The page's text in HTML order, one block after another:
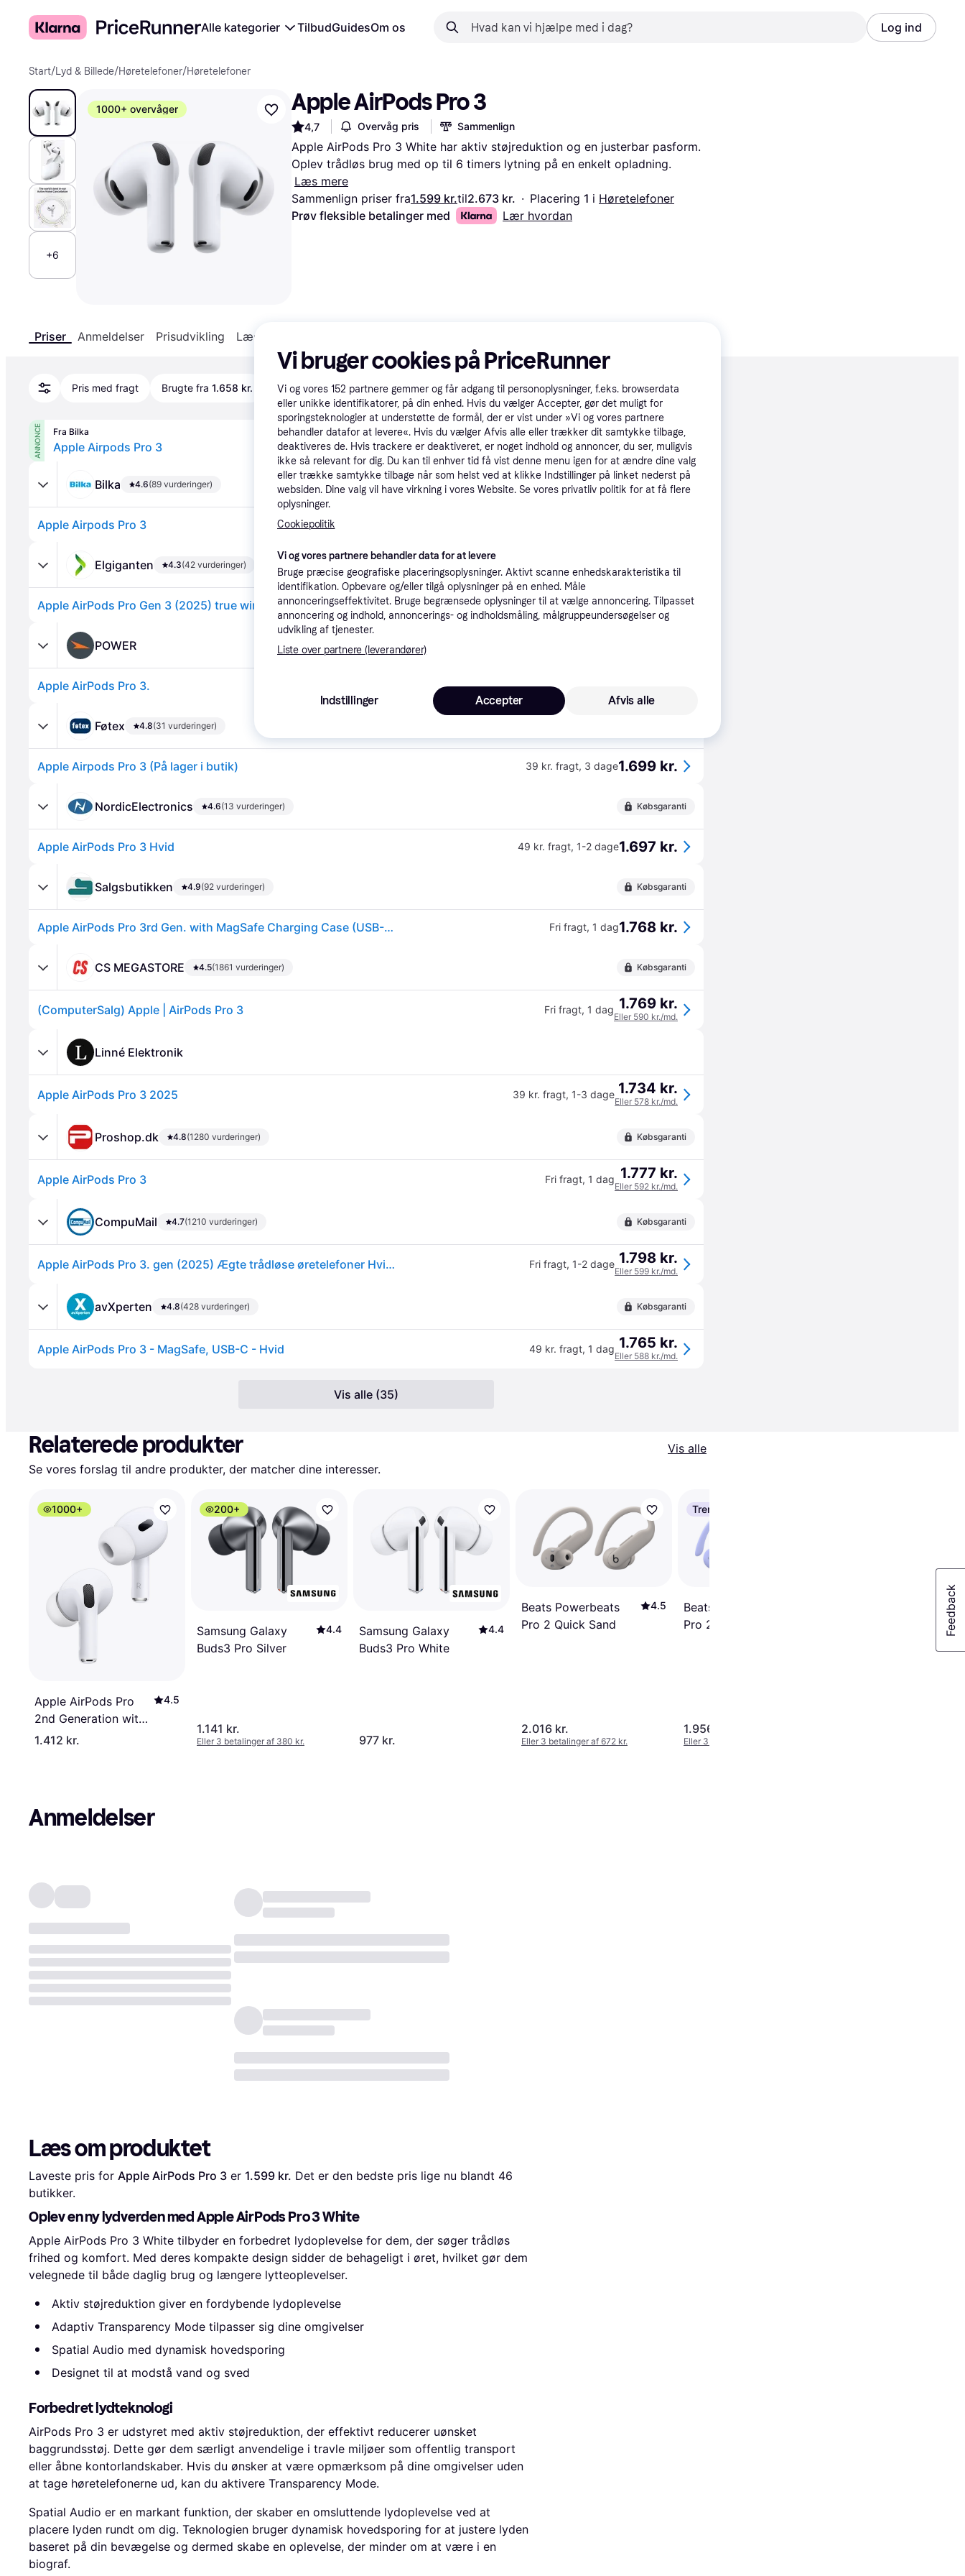
Alle kategorier TilbudGuidesOm os Log ind
Start/Lyd & Billede/Høretelefoner/Høretelefoner
1000+ overvåger
+6
Apple AirPods Pro 3
4,7 Overvåg pris Sammenlign
Apple AirPods Pro 3 White har aktiv støjreduktion og en justerbar pasform.
Oplev trådløs brug med op til 6 timers lytning på en enkelt opladning.
Læs mere
Sammenlign priser fra1.599 kr.til2.673 kr. · Placering 1 i Høretelefoner
Prøv fleksible betalinger med
Lær hvordan
Priser Anmeldelser Prisudvikling Læs om produktet
Pris med fragt Brugte fra 1.658 kr. Apple autoriseret Promoveret
ANNONCE Fra Bilka
Apple Airpods Pro 3 39 kr. fragt 1.599 kr.
Bilka 4.6(89 vurderinger) Apple autoriseret Købsgaranti
Apple Airpods Pro 3
Elgiganten 4.3(42 vurderinger)
Apple AirPods Pro Gen 3 (2025) true wireless høretelefoner - Begrænset antal Laveste pris·49 kr. fragt,1-2 dage1.599 kr.
POWER
Apple AirPods Pro 3. Laveste pris·49 kr. fragt,1-2 dage
Føtex 4.8(31 vurderinger)
Apple Airpods Pro 3 (På lager i butik) 39 kr. fragt, 3 dage1.699 kr.
NordicElectronics 4.6(13 vurderinger) Købsgaranti
Apple AirPods Pro 3 Hvid 49 kr. fragt, 1-2 dage1.697 kr.
Salgsbutikken 4.9(92 vurderinger) Købsgaranti
Apple AirPods Pro 3rd Gen. with MagSafe Charging Case (USB-C) - White Fri fragt, 1 dag1.768 kr.
CS MEGASTORE 4.5(1861 vurderinger) Købsgaranti
(ComputerSalg) Apple | AirPods Pro 3 Fri fragt, 1 dag 1.769 kr.
Eller 590 kr./md.
Linné Elektronik
Apple AirPods Pro 3 2025 39 kr. fragt, 1-3 dage 1.734 kr.
Eller 578 kr./md.
Proshop.dk 4.8(1280 vurderinger) Købsgaranti
Apple AirPods Pro 3 Fri fragt, 1 dag 1.777 kr.
Eller 592 kr./md.
CompuMail 4.7(1210 vurderinger) Købsgaranti
Apple AirPods Pro 3. gen (2025) Ægte trådløse øretelefoner Hvid --> På lager, levering hos dig 08-08-2026 Fri fragt, 1-2 dage 1.798 kr.
Eller 599 kr./md.
avXperten 4.8(428 vurderinger) Købsgaranti
Apple AirPods Pro 3 - MagSafe, USB-C - Hvid 49 kr. fragt, 1 dag 1.765 kr.
Eller 588 kr./md.
Vis alle (35)
Relaterede produkter
Vis alle
Se vores forslag til andre produkter, der matcher dine interesser.
1000+
Apple AirPods Pro
2nd Generation with
MagSafe Charging
4.5
1.412 kr.
200+
Samsung Galaxy
Buds3 Pro Silver
4.4
1.141 kr.
Eller 3 betalinger af 380 kr.
Samsung Galaxy
Buds3 Pro White
4.4
977 kr.
Beats Powerbeats
Pro 2 Quick Sand
4.5
2.016 kr.
Eller 3 betalinger af 672 kr.
Trender
Beats Powerbeats
Pro 2 Hyper Purple
1.956 kr.
Eller 3 betalinger af 652 kr.
Anmeldelser
Læs om produktet
Laveste pris for Apple AirPods Pro 3 er 1.599 kr. Det er den bedste pris lige nu blandt 46
butikker.
Oplev en ny lydverden med Apple AirPods Pro 3 White
Apple AirPods Pro 3 White tilbyder en forbedret lydoplevelse for dem, der søger trådløs
frihed og komfort. Med deres kompakte design sidder de behageligt i øret, hvilket gør dem
velegnede til både daglig brug og længere lytteoplevelser.
Aktiv støjreduktion giver en fordybende lydoplevelse
Adaptiv Transparency Mode tilpasser sig dine omgivelser
Spatial Audio med dynamisk hovedsporing
Designet til at modstå vand og sved
Forbedret lydteknologi
AirPods Pro 3 er udstyret med aktiv støjreduktion, der effektivt reducerer uønsket
baggrundsstøj. Dette gør dem særligt anvendelige i travle miljøer som offentlig transport
eller åbne kontorlandskaber. Hvis du ønsker at være opmærksom på dine omgivelser uden
at tage høretelefonerne ud, kan du aktivere Transparency Mode.
Spatial Audio er en markant funktion, der skaber en omsluttende lydoplevelse ved at
placere lyden rundt om dig. Teknologien bruger dynamisk hovedsporing for at justere lyden
baseret på din bevægelse og dermed skabe en oplevelse, der minder om at være i en
biograf.
Vi bruger cookies på PriceRunner
Vi og vores 152 partnere gemmer og får adgang til personoplysninger, f.eks. browserdata
eller unikke identifikatorer, på din enhed. Hvis du vælger Accepter, gør det muligt for
sporingsteknologier at understøtte de formål, der er vist under »Vi og vores partnere
behandler datafor at levere«. Hvis du vælger Afvis alle eller trækker dit samtykke tilbage,
deaktiveres de. Hvis trackere er deaktiveret, er noget indhold og annoncer, du ser, muligvis
ikke så relevant for dig. Du kan til enhver tid få vist denne menu igen for at ændre dine valg
eller trække samtykke tilbage når som helst ved at klikke Indstillinger på linket nederst på
websiden. Dine valg vil have virkning i vores Website. Se vores privatliv politik for at få flere
oplysninger.
Cookiepolitik
Vi og vores partnere behandler data for at levere
Bruge præcise geografiske placeringsoplysninger. Aktivt scanne enhedskarakteristika til
identifikation. Opbevare og/eller tilgå oplysninger på en enhed. Måle
annonceringseffektivitet. Bruge begrænsede oplysninger til at vælge annoncering. Tilpasset
annoncering og indhold, annoncerings- og indholdsmåling, målgruppeundersøgelser og
udvikling af tjenester.
Liste over partnere (leverandører)
Indstillinger Afvis alle
Accepter